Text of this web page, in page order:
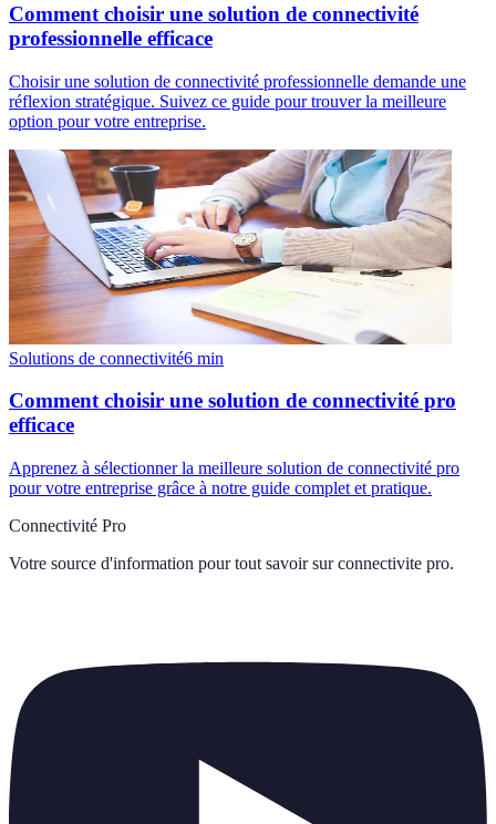
Comment choisir une solution de connectivité
professionnelle efficace
Choisir une solution de connectivité professionnelle demande une
réflexion stratégique. Suivez ce guide pour trouver la meilleure
option pour votre entreprise.
Solutions de connectivité6 min
Comment choisir une solution de connectivité pro
efficace
Apprenez à sélectionner la meilleure solution de connectivité pro
pour votre entreprise grâce à notre guide complet et pratique.
Connectivité Pro
Votre source d'information pour tout savoir sur connectivite pro.